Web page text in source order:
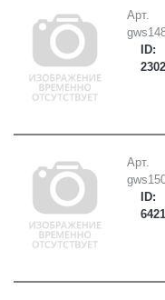
Арт.
ID:
Арт.
ID: